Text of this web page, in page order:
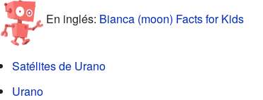
En inglés: Bianca (moon) Facts for Kids
Satélites de Urano
Urano